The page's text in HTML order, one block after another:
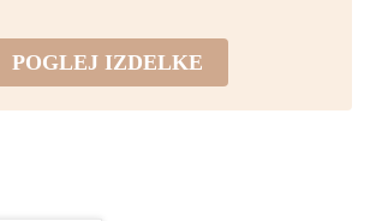
POGLEJ IZDELKE